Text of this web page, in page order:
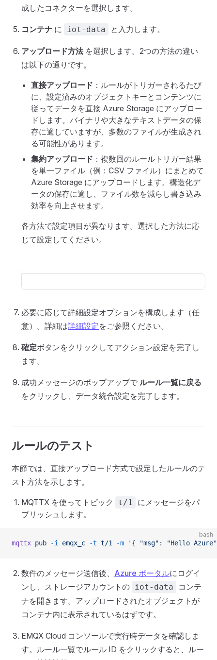
成したコネクターを選択します。
コンテナ に iot-data と入力します。
アップロード方法を選択します。2つの方法の違い
は以下の通りです。
直接アップロード ：ルールがトリガーされるたび
に、設定済みのオブジェクトキーとコンテンツに
従ってデータを直接 Azure Storage にアップロー
ドします。バイナリや大きなテキストデータの保
存に適していますが、多数のファイルが生成され
る可能性があります。
集約アップロード ：複数回のルールトリガー結果
を単一ファイル（例：CSV ファイル）にまとめて
Azure Storage にアップロードします。構造化デ
ータの保存に適し、ファイル数を減らし書き込み
効率を向上させます。
各方法で設定項目が異なります。選択した方法に応
じて設定してください。
必要に応じて詳細設定オプションを構成します（任
意）。詳細は詳細設定をご参照ください。
確定ボタンをクリックしてアクション設定を完了し
ます。
成功メッセージのポップアップで ルール一覧に戻る
をクリックし、データ統合設定を完了します。
ルールのテスト
本節では、直接アップロード方式で設定したルールのテ
スト方法を示します。
MQTTX を使ってトピック t/1
にメッセージをパ
ブリッシュします。
bash
mqttx pub -i emqx_c -t t/1 -m '{ "msg": "Hello
数件のメッセージ送信後、 Azure ポータルにログイ
ンし、ストレージアカウントの iot-data
コンテ
ナを開きます。アップロードされたオブジェクトが
コンテナ内に表示されているはずです。
EMQX Cloud コンソールで実行時データを確認しま
す。ルール一覧でルール ID をクリックすると、ルー